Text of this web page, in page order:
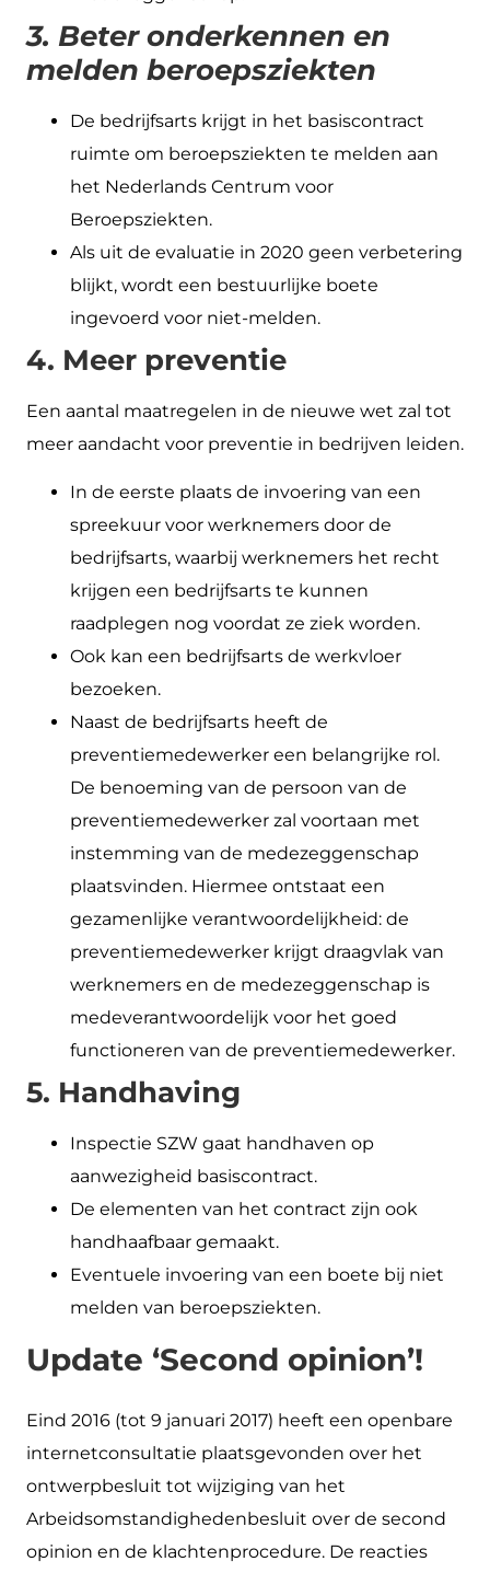
3. Beter onderkennen en
melden beroepsziekten
De bedrijfsarts krijgt in het basiscontract
ruimte om beroepsziekten te melden aan
het Nederlands Centrum voor
Beroepsziekten.
Als uit de evaluatie in 2020 geen verbetering
blijkt, wordt een bestuurlijke boete
ingevoerd voor niet-melden.
4. Meer preventie
Een aantal maatregelen in de nieuwe wet zal tot
meer aandacht voor preventie in bedrijven leiden.
In de eerste plaats de invoering van een
spreekuur voor werknemers door de
bedrijfsarts, waarbij werknemers het recht
krijgen een bedrijfsarts te kunnen
raadplegen nog voordat ze ziek worden.
Ook kan een bedrijfsarts de werkvloer
bezoeken.
Naast de bedrijfsarts heeft de
preventiemedewerker een belangrijke rol.
De benoeming van de persoon van de
preventiemedewerker zal voortaan met
instemming van de medezeggenschap
plaatsvinden. Hiermee ontstaat een
gezamenlijke verantwoordelijkheid: de
preventiemedewerker krijgt draagvlak van
werknemers en de medezeggenschap is
medeverantwoordelijk voor het goed
functioneren van de preventiemedewerker.
5. Handhaving
Inspectie SZW gaat handhaven op
aanwezigheid basiscontract.
De elementen van het contract zijn ook
handhaafbaar gemaakt.
Eventuele invoering van een boete bij niet
melden van beroepsziekten.
Update ‘Second opinion’!
Eind 2016 (tot 9 januari 2017) heeft een openbare
internetconsultatie plaatsgevonden over het
ontwerpbesluit tot wijziging van het
Arbeidsomstandighedenbesluit over de second
opinion en de klachtenprocedure. De reacties